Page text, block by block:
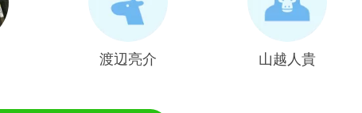
渡辺亮介 山越人貴